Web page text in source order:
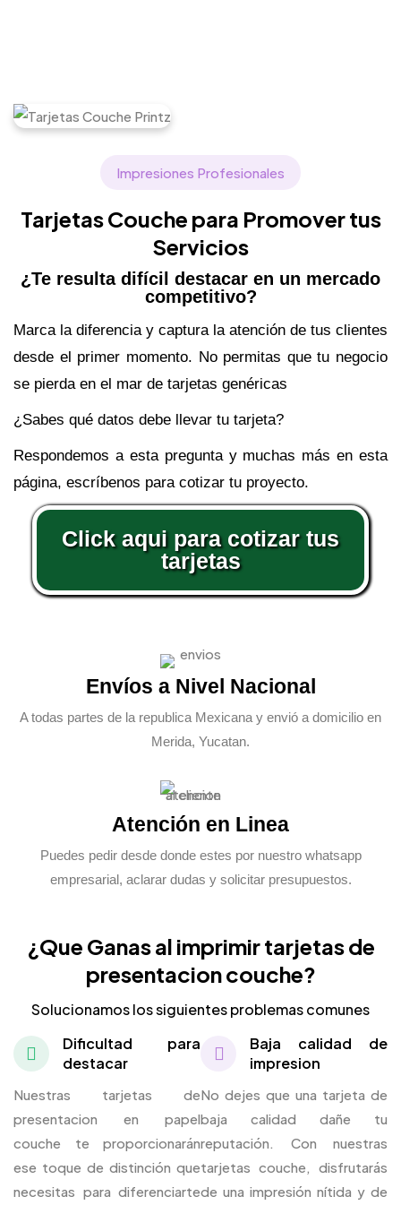
Impresiones Profesionales
Tarjetas Couche para Promover tus
Servicios
¿Te resulta difícil destacar en un mercado
competitivo?
Marca la diferencia y captura la atención de tus clientes
desde el primer momento. No permitas que tu negocio
se pierda en el mar de tarjetas genéricas
¿Sabes qué datos debe llevar tu tarjeta?
Respondemos a esta pregunta y muchas más en esta
página, escríbenos para cotizar tu proyecto.
Click aqui para cotizar tus
tarjetas
Envíos a Nivel Nacional
A todas partes de la republica Mexicana y envió a domicilio en
Merida, Yucatan.
Atención en Linea
Puedes pedir desde donde estes por nuestro whatsapp
empresarial, aclarar dudas y solicitar presupuestos.
¿Que Ganas al imprimir tarjetas de
presentacion couche?
Solucionamos los siguientes problemas comunes
Dificultad para
destacar
Nuestras tarjetas de
presentacion en papel
couche te proporcionarán
ese toque de distinción que
necesitas para diferenciarte
Baja calidad de
impresion
No dejes que una tarjeta de
baja calidad dañe tu
reputación. Con nuestras
tarjetas couche, disfrutarás
de una impresión nítida y de